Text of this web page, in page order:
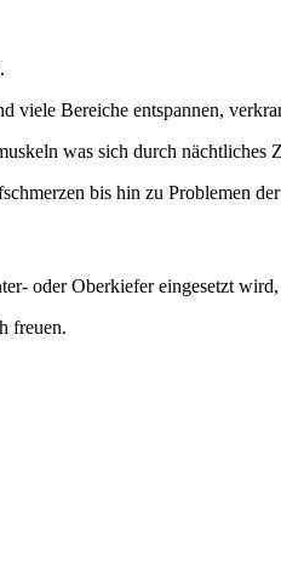
viele Bereiche entspannen,
was sich durch nächtliches
bis hin zu Problemen
oder Oberkiefer eingesetzt
freuen.